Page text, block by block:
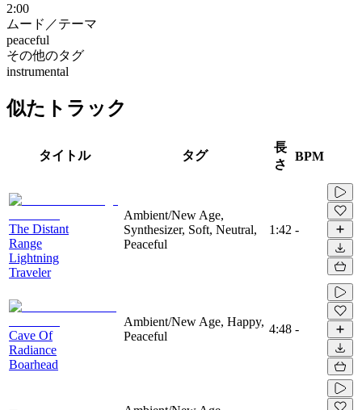
2:00
ムード／テーマ
peaceful
その他のタグ
instrumental
似たトラック
タイトル タグ
長
さ
BPM
The Distant
Range
Lightning
Traveler
Ambient/New Age,
Synthesizer, Soft, Neutral,
Peaceful
1:42 -
Cave Of
Radiance
Boarhead
Ambient/New Age, Happy,
Peaceful
4:48 -